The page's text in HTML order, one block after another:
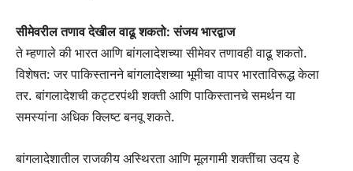
सीमेवरील तणाव देखील वाढू शकतो: संजय भारद्वाज
ते म्हणाले की भारत आणि बांगलादेशच्या सीमेवर तणावही वाढू शकतो.
विशेषत: जर पाकिस्तानने बांगलादेशच्या भूमीचा वापर भारताविरूद्ध केला
तर. बांगलादेशची कट्टरपंथी शक्ती आणि पाकिस्तानचे समर्थन या
समस्यांना अधिक क्लिष्ट बनवू शकते.
बांगलादेशातील राजकीय अस्थिरता आणि मूलगामी शक्तींचा उदय हे